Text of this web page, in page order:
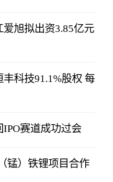
爱旭拟出资3.85亿元
科技91.1%股权 每
赛道成功过会
锰）铁锂项目合作